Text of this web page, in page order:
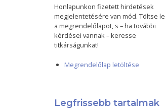
Honlapunkon fizetett hirdetések
megjelentetésére van mód. Töltse le
a megrendelőlapot, s – ha további
kérdései vannak – keresse
titkárságunkat!
Megrendelőlap letöltése
Legfrissebb tartalmak